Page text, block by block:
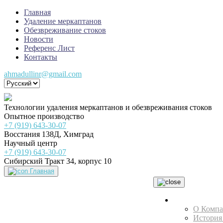
Главная
Удаление меркаптанов
Обезвреживание стоков
Новости
Референс Лист
Контакты
ahmadullinr@gmail.com
Технологии удаления меркаптанов и обезвреживания стоков
Опытное производство
+7 (919) 643-30-07
Восстания 138Д, Химград
Научный центр
+7 (919) 643-30-07
Сибирский Тракт 34, корпус 10
Главная
О
История